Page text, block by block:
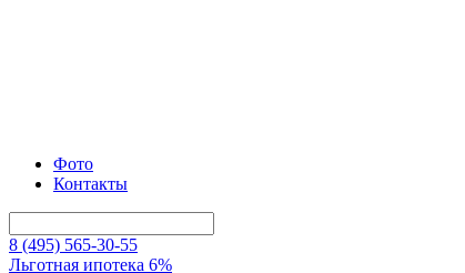
Фото
Контакты
8 (495) 565-30-55
Льготная ипотека 6%